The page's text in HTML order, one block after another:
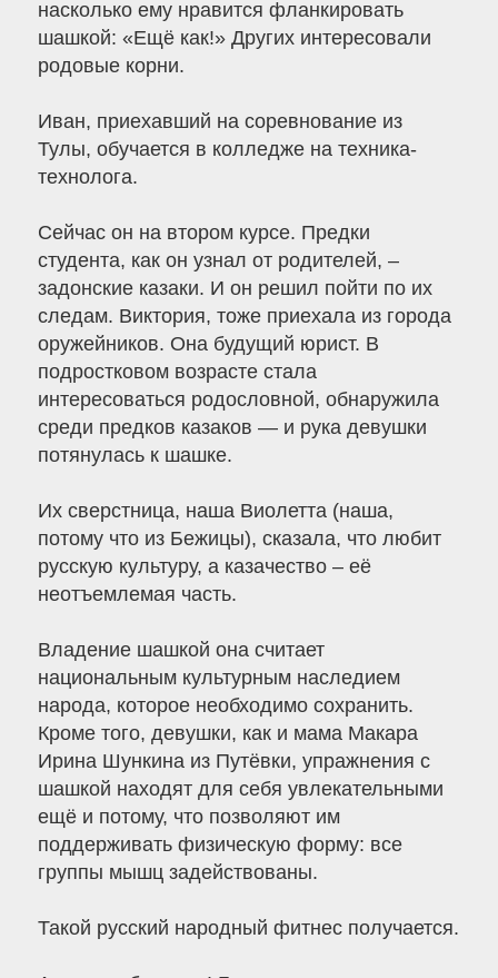
насколько ему нравится фланкировать
шашкой: «Ещё как!» Других интересовали
родовые корни.
Иван, приехавший на соревнование из
Тулы, обучается в колледже на техника-
технолога.
Сейчас он на втором курсе. Предки
студента, как он узнал от родителей, –
задонские казаки. И он решил пойти по их
следам. Виктория, тоже приехала из города
оружейников. Она будущий юрист. В
подростковом возрасте стала
интересоваться родословной, обнаружила
среди предков казаков — и рука девушки
потянулась к шашке.
Их сверстница, наша Виолетта (наша,
потому что из Бежицы), сказала, что любит
русскую культуру, а казачество – её
неотъемлемая часть.
Владение шашкой она считает
национальным культурным наследием
народа, которое необходимо сохранить.
Кроме того, девушки, как и мама Макара
Ирина Шункина из Путёвки, упражнения с
шашкой находят для себя увлекательными
ещё и потому, что позволяют им
поддерживать физическую форму: все
группы мышц задействованы.
Такой русский народный фитнес получается.